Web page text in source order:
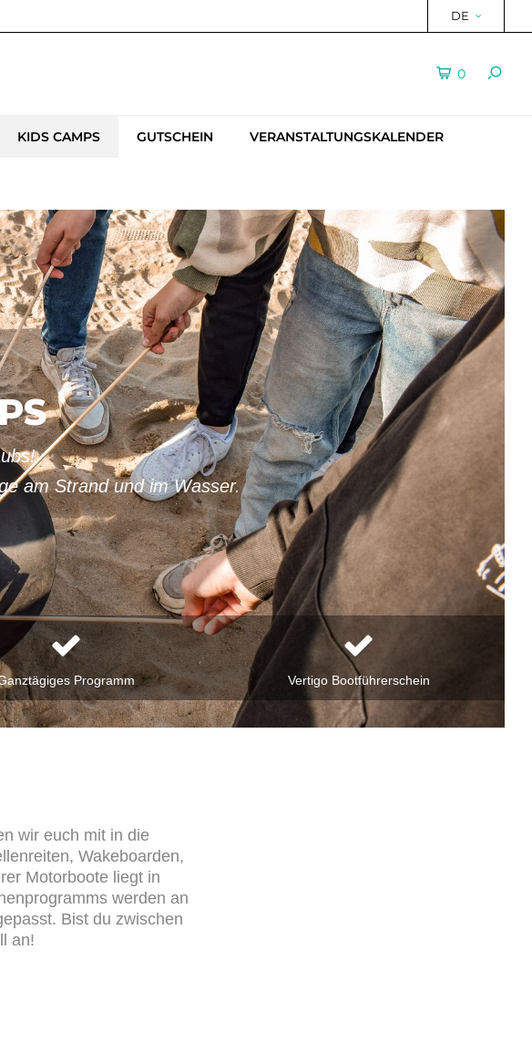
DE
0
KIDS CAMPS GUTSCHEIN VERANSTALTUNGSKALENDER
am Strand und im Wasser.
Programm Vertigo Bootführerschein
wir euch mit in die
Wakeboarden,
Motorboote liegt in
werden an
Bist du zwischen
an!